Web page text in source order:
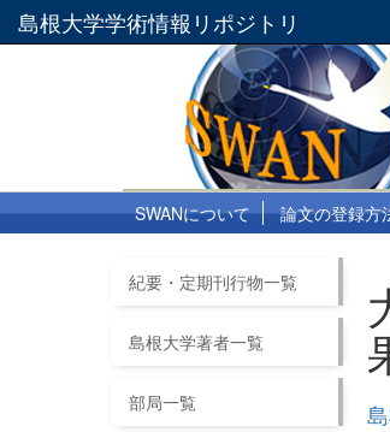
島根大学学術情報リポジトリ
SWANについて 論文の登録方
紀要・定期刊行物一覧
島根大学著者一覧
部局一覧